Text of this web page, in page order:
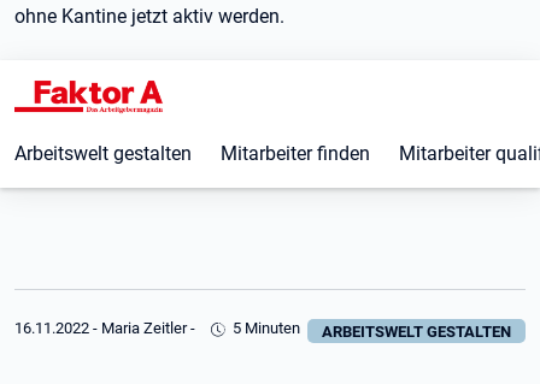
ohne Kantine jetzt aktiv werden.
Arbeitswelt gestalten Mitarbeiter finden Mitarbeiter
16.11.2022 - Maria Zeitler- 5 Minuten ARBEITSWELT GESTALTEN